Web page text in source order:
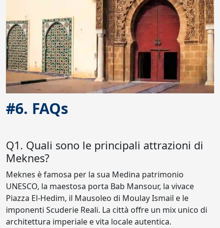
#6. FAQs
Q1. Quali sono le principali attrazioni di
Meknes?
Meknes è famosa per la sua Medina patrimonio
UNESCO, la maestosa porta Bab Mansour, la vivace
Piazza El-Hedim, il Mausoleo di Moulay Ismail e le
imponenti Scuderie Reali. La città offre un mix unico di
architettura imperiale e vita locale autentica.